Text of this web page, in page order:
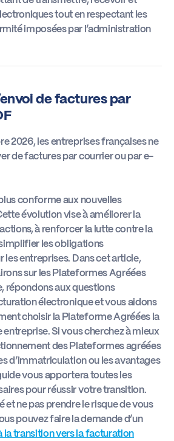
tout en respectant les
imposées par l’administration
de factures par
2026, les entreprises françaises ne
de factures par courrier ou par e-
conforme aux nouvelles
évolution vise à améliorer la
à renforcer la lutte contre la
les obligations
entreprises. Dans cet article,
sur les Plateformes Agréées
répondons aux questions
électronique et vous aidons
choisir la Plateforme Agréées la
Si vous cherchez à mieux
des Plateformes agréées
d’immatriculation ou les avantages
vous apportera toutes les
pour réussir votre transition.
et ne pas prendre le risque de vous
pouvez faire la demande d’un
transition vers la facturation